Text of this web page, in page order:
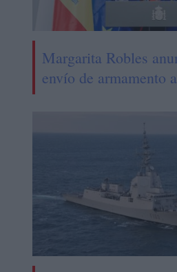
Margarita Robles
envío de armamento